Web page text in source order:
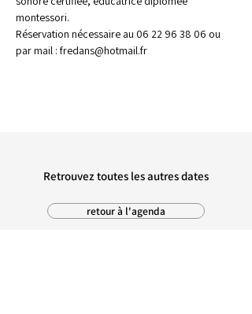
montessori.
Réservation nécessaire au 06 22 96 38 06 ou
par mail : fredans@hotmail.fr
Retrouvez toutes les autres dates
retour à l'agenda